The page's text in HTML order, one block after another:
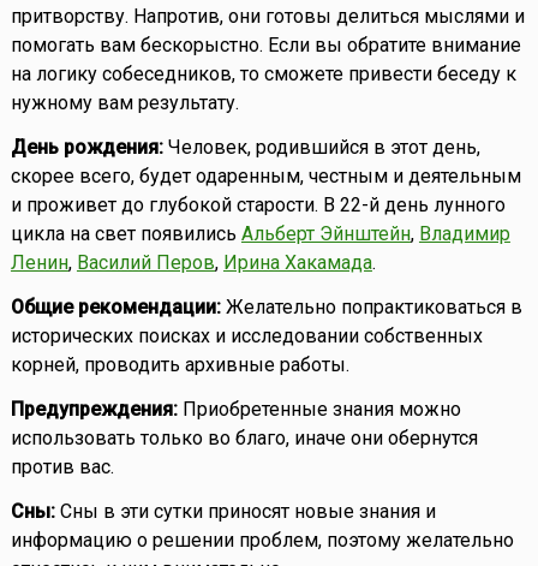
притворству. Напротив, они готовы делиться мыслями и
помогать вам бескорыстно. Если вы обратите внимание
на логику собеседников, то сможете привести беседу к
нужному вам результату.
День рождения:Человек, родившийся в этот день,
скорее всего, будет одаренным, честным и деятельным
и проживет до глубокой старости. В 22-й день лунного
цикла на свет появились Альберт Эйнштейн, Владимир
Ленин, Василий Перов, Ирина Хакамада.
Общие рекомендации:Желательно попрактиковаться в
исторических поисках и исследовании собственных
корней, проводить архивные работы.
Предупреждения:Приобретенные знания можно
использовать только во благо, иначе они обернутся
против вас.
Сны:Сны в эти сутки приносят новые знания и
информацию о решении проблем, поэтому желательно